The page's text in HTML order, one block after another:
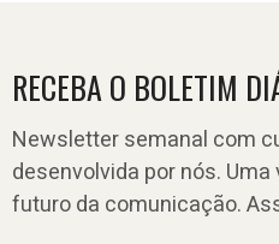
RECEBA O BOLETIM
Newsletter semanal com
desenvolvida por nós.
futuro da comunicação.